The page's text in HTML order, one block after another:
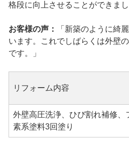
格段に向上させることができまし
お客様の声：
「新築のように綺
います。これでしばらくは外壁
です。」
リフォーム内容
外壁高圧洗浄、ひび割れ補修、
素系塗料3回塗り